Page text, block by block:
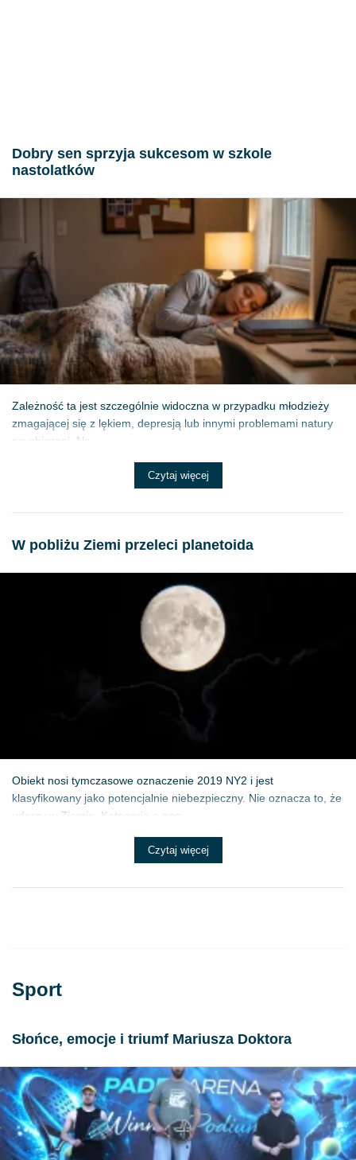
Dobry sen sprzyja sukcesom w szkole
nastolatków
Zależność ta jest szczególnie widoczna w przypadku młodzieży
zmagającej się z lękiem, depresją lub innymi problemami natury
psychicznej. Na...
Czytaj więcej
W pobliżu Ziemi przeleci planetoida
Obiekt nosi tymczasowe oznaczenie 2019 NY2 i jest
klasyfikowany jako potencjalnie niebezpieczny. Nie oznacza to, że
uderzy w Ziemię. Kategoria o ang...
Czytaj więcej
Sport
Słońce, emocje i triumf Mariusza Doktora